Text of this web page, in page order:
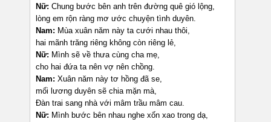
Nữ: Chung bước bên anh trên đường quê gió lộng,
lòng em rộn ràng mơ ước chuyện tình duyên.
Nam: Mùa xuân năm này ta cưới nhau thôi,
hai mãnh trăng riêng không còn riêng lẻ,
Nữ: Mình sẽ về thưa cùng cha mẹ,
cho hai đứa ta nên vợ nên chồng.
Nam: Xuân năm này tơ hồng đã se,
mối lương duyên sẽ chia mặn mà,
Đàn trai sang nhà với mâm trầu mâm cau.
Nữ: Mình bước bên nhau nghe xốn xao trong dạ,